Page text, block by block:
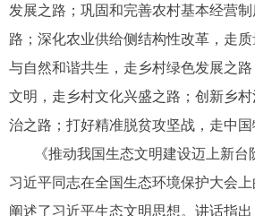
发展之路；巩固和完善农村基本经营
路；深化农业供给侧结构性改革，走
与自然和谐共生，走乡村绿色发展之
文明，走乡村文化兴盛之路；创新乡
治之路；打好精准脱贫攻坚战，走中国
《推动我国生态文明建设迈上新台
习近平同志在全国生态环境保护大会
阐述了习近平生态文明思想。讲话指